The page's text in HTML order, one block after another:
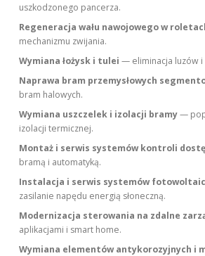
uszkodzonego pancerza.
Regeneracja wału nawojowego w
mechanizmu zwijania.
Wymiana łożysk i tulei — eliminacja luzów i
Naprawa bram przemysłowych
bram halowych.
Wymiana uszczelek i izolacji bramy—
izolacji termicznej.
Montaż i serwis systemów kontroli
bramą i automatyką.
Instalacja i serwis systemów
zasilanie napędu energią słoneczną.
Modernizacja sterowania na zdalne
aplikacjami i smart home.
Wymiana elementów antykorozyjnych i